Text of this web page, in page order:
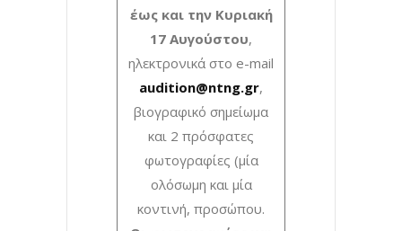
έως και την Κυριακή
17 Αυγούστου,
ηλεκτρονικά στο e-mail
audition@ntng.gr,
βιογραφικό σημείωμα
και 2 πρόσφατες
φωτογραφίες (μία
ολόσωμη και μία
κοντινή, προσώπου.